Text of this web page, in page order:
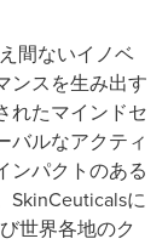
間ないイノベ
ンスを生み出す
れたマインドセ
バルなアクティ
ンパクトのある
SkinCeuticalsに
世界各地のク